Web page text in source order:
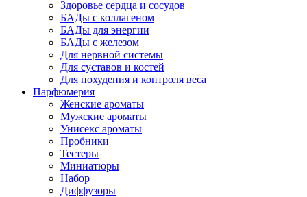
Здоровье сердца и сосудов
БАДы с коллагеном
БАДы для энергии
БАДы с железом
Для нервной системы
Для суставов и костей
Для похудения и контроля веса
Парфюмерия
Женские ароматы
Мужские ароматы
Унисекс ароматы
Пробники
Тестеры
Миниатюры
Набор
Диффузоры